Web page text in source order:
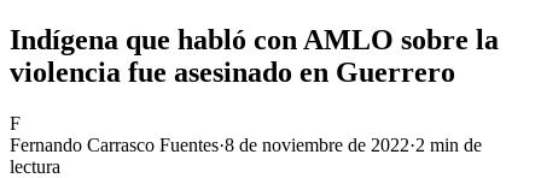
Indígena que habló con AMLO sobre la
violencia fue asesinado en Guerrero
F
Fernando Carrasco Fuentes·8 de noviembre de 2022·2 min de
lectura